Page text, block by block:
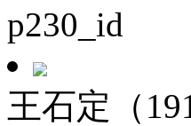
p230_id
王石定（